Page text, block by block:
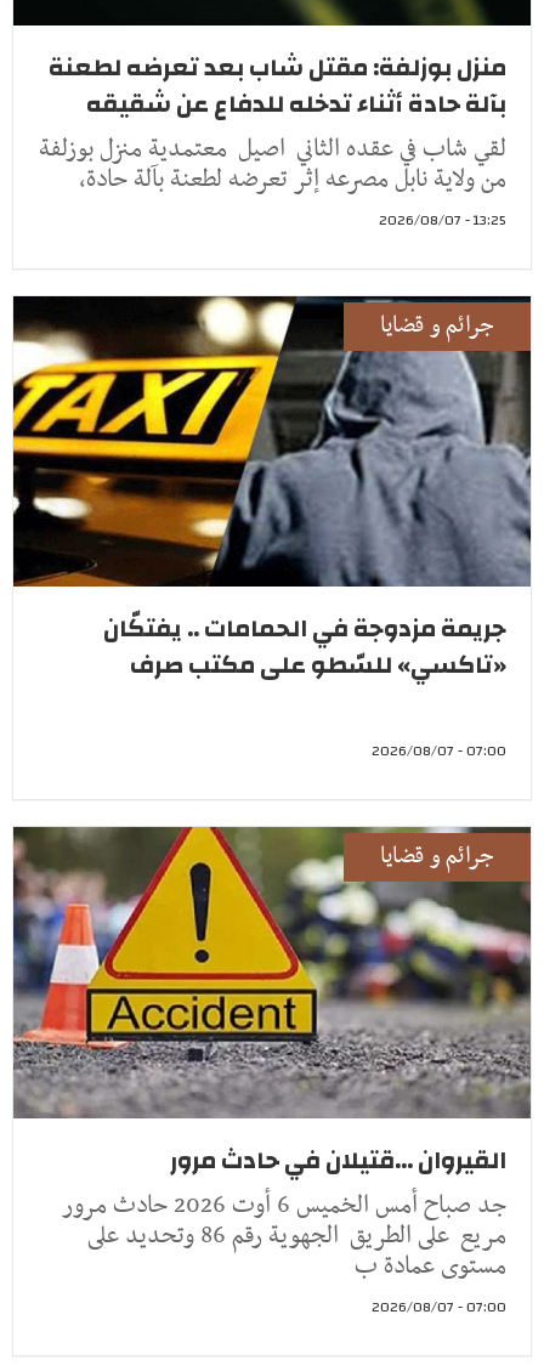
منزل بوزلفة: مقتل شاب بعد تعرضه لطعنة
بآلة حادة أثناء تدخله للدفاع عن شقيقه
لقي شاب في عقده الثاني اصيل معتمدية منزل بوزلفة
من ولاية نابل مصرعه إثر تعرضه لطعنة بآلة حادة،
13:25 - 2026/08/07
جرائم و قضايا
جريمة مزدوجة في الحمامات .. يفتكّان
«تاكسي» للسّطو على مكتب صرف
07:00 - 2026/08/07
جرائم و قضايا
القيروان ...قتيلان في حادث مرور
جد صباح أمس الخميس 6 أوت 2026 حادث مرور
مريع على الطريق الجهوية رقم 86 وتحديد على
مستوى عمادة ب
07:00 - 2026/08/07